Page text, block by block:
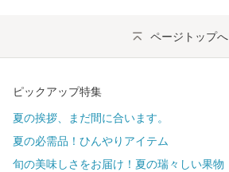
ページトップへ
ピックアップ特集
夏の挨拶、まだ間に合います。
夏の必需品！ひんやりアイテム
旬の美味しさをお届け！夏の瑞々しい果物